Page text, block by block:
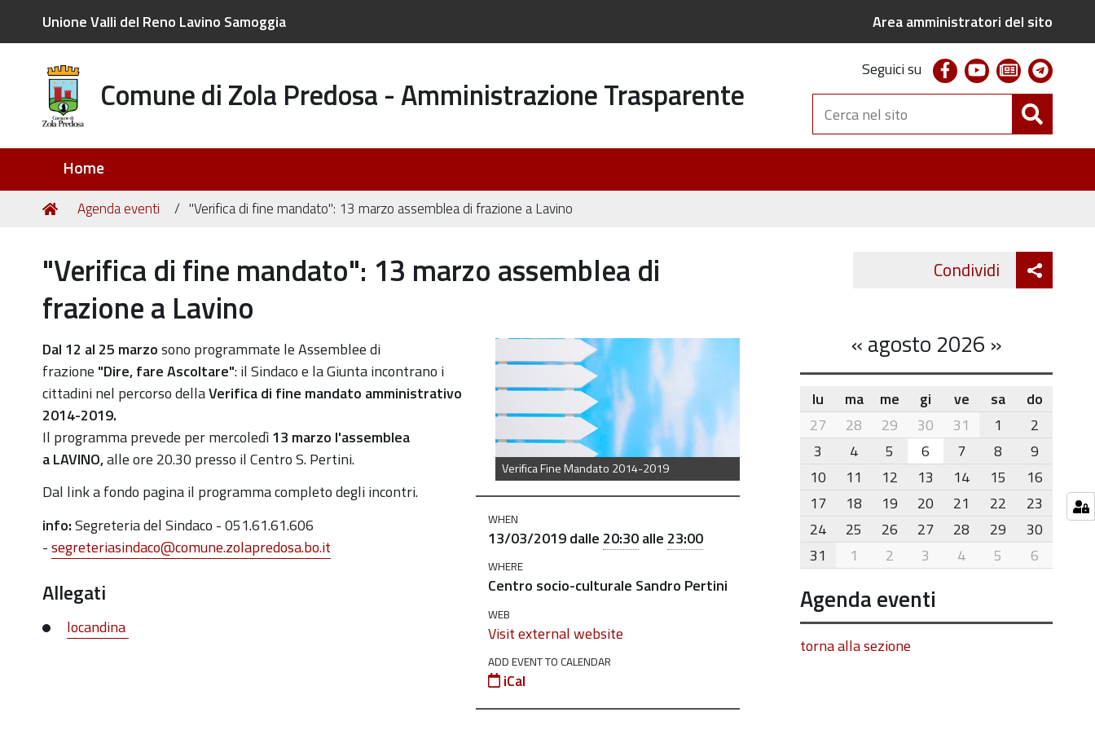
Unione Valli del Reno Lavino Samoggia Area amministratori del sito
Comune di Zola Predosa - Amministrazione Trasparente
Seguici su facebookyoutubenewsletter
Cerca
nel
sito
Home
Tu
Home
Agenda eventi "Verifica di fine mandato": 13 marzo assemblea di frazione a Lavino
"Verifica di fine mandato": 13 marzo assemblea di
frazione a Lavino
Verifica Fine Mandato 2014-2019
https://old.comune.zolapredosa.bo.it/events/verifica-
di-
fine-
mandato-
assemblea-
di-
a-
lavino
"Verifica
fine
mandato":
13
WHEN
13/03/2019dalle 20:30alle 23:00
WHERE
Centro socio-culturale Sandro Pertini
WEB
Visit external website
ADD EVENT TO CALENDAR
iCal
Dal 12 al 25 marzosono programmate le Assemblee di
frazione "Dire, fare Ascoltare": il Sindaco e la Giunta incontrano i
cittadini nel percorso dellaVerifica di fine mandato amministrativo
2014-2019.
Il programma prevede per mercoledì13 marzo l'assemblea
aLAVINO,alleore 20.30 presso il Centro S. Pertini.
Dal link a fondo pagina il programma completo degli incontri.
info:Segreteria del Sindaco -051.61.61.606
-segreteriasindaco@comune.zolapredosa.bo.it
Allegati
locandina
Condividi Twitter
«agosto 2026 »
month-
8
lu ma me gi ve sa
do
27
28 29 30 31 1
2
3
4 5 6 7 8
9
10
11 12 13 14 15
16
17
18 19 20 21 22
23
24
25 26 27 28 29
30
31
1 2 3 4 5 6
Agenda eventi
torna alla sezione